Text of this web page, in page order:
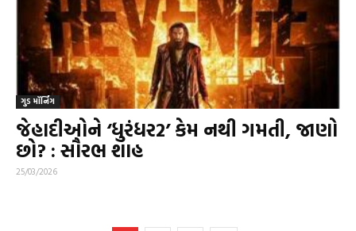
ગુડ મૉર્નિંગ
જેહાદીઓને ‘ધુરંધર2’ કેમ નથી ગમતી, જાણો
છો? : સૌરભ શાહ
25/03/2026